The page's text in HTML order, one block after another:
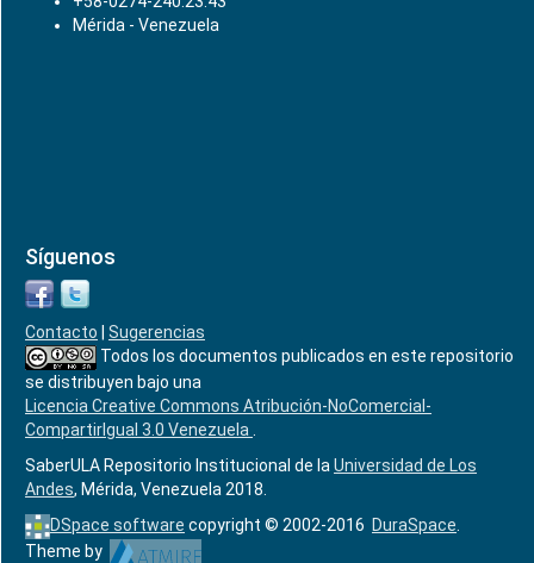
Mérida - Venezuela
Síguenos
Contacto
Sugerencias
Todos los documentos publicados en este repositorio
se distribuyen bajo una
Licencia Creative Commons Atribución-NoComercial-
CompartirIgual 3.0 Venezuela
SaberULA Repositorio Institucional de la Universidad de Los
Andes, Mérida, Venezuela 2018.
DSpace software copyright © 2002-2016 DuraSpace
Theme by